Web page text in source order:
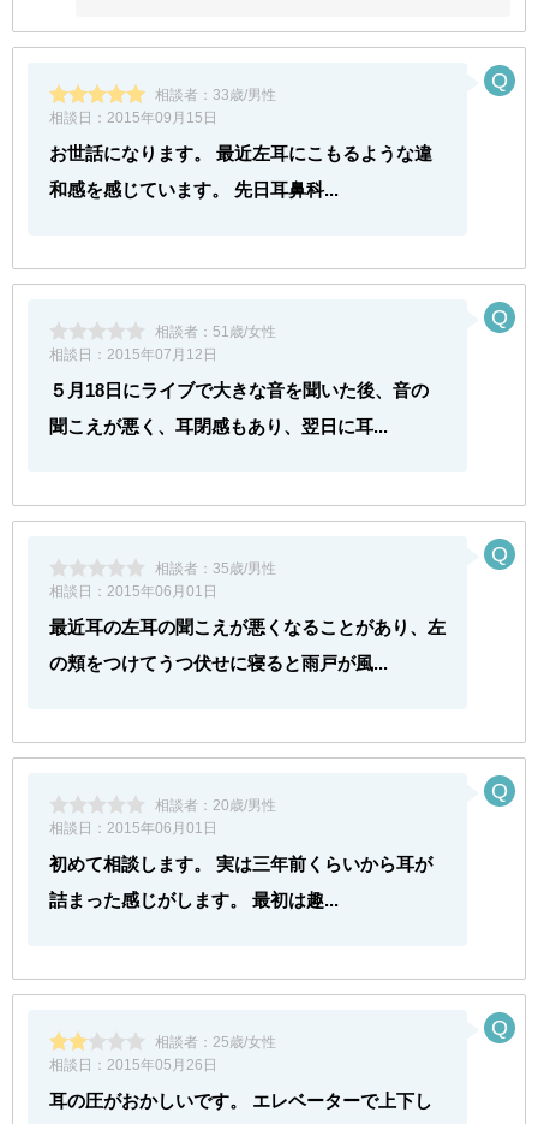
相談者： 33歳/男性
相談日： 2015年09月15日
お世話になります。 最近左耳にこもるような違
和感を感じています。 先日耳鼻科...
相談者： 51歳/女性
相談日： 2015年07月12日
５月18日にライブで大きな音を聞いた後、音の
聞こえが悪く、耳閉感もあり、翌日に耳...
相談者： 35歳/男性
相談日： 2015年06月01日
最近耳の左耳の聞こえが悪くなることがあり、左
の頬をつけてうつ伏せに寝ると雨戸が風...
相談者： 20歳/男性
相談日： 2015年06月01日
初めて相談します。 実は三年前くらいから耳が
詰まった感じがします。 最初は趣...
相談者： 25歳/女性
相談日： 2015年05月26日
耳の圧がおかしいです。 エレベーターで上下し